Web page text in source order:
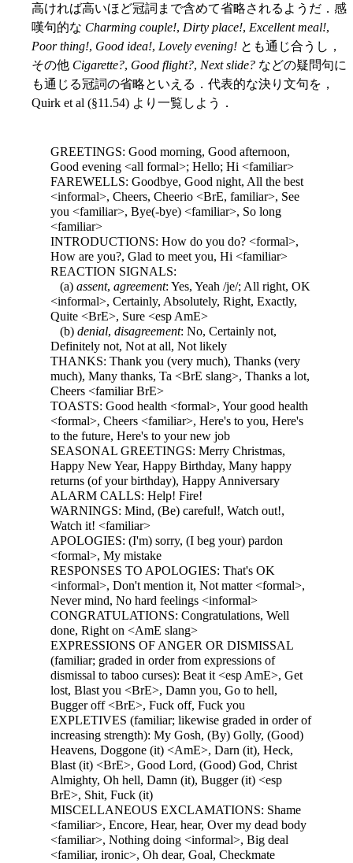
高ければ高いほど冠詞まで含めて省略されるようだ．感
嘆句的な Charming couple!, Dirty place!, Excellent meal!,
Poor thing!, Good idea!, Lovely evening! とも通じ合うし，
その他 Cigarette?, Good flight?, Next slide? などの疑問句に
も通じる冠詞の省略といえる．代表的な決り文句を，
Quirk et al (§11.54) より一覧しよう．
GREETINGS: Good morning, Good afternoon,
Good evening <all formal>; Hello; Hi <familiar>
FAREWELLS: Goodbye, Good night, All the best
<informal>, Cheers, Cheerio <BrE, familiar>, See
you <familiar>, Bye(-bye) <familiar>, So long
<familiar>
INTRODUCTIONS: How do you do? <formal>,
How are you?, Glad to meet you, Hi <familiar>
REACTION SIGNALS:
(a) assent, agreement: Yes, Yeah /je/; All right, OK
<informal>, Certainly, Absolutely, Right, Exactly,
Quite <BrE>, Sure <esp AmE>
(b) denial, disagreement: No, Certainly not,
Definitely not, Not at all, Not likely
THANKS: Thank you (very much), Thanks (very
much), Many thanks, Ta <BrE slang>, Thanks a lot,
Cheers <familiar BrE>
TOASTS: Good health <formal>, Your good health
<formal>, Cheers <familiar>, Here's to you, Here's
to the future, Here's to your new job
SEASONAL GREETINGS: Merry Christmas,
Happy New Year, Happy Birthday, Many happy
returns (of your birthday), Happy Anniversary
ALARM CALLS: Help! Fire!
WARNINGS: Mind, (Be) careful!, Watch out!,
Watch it! <familiar>
APOLOGIES: (I'm) sorry, (I beg your) pardon
<formal>, My mistake
RESPONSES TO APOLOGIES: That's OK
<informal>, Don't mention it, Not matter <formal>,
Never mind, No hard feelings <informal>
CONGRATULATIONS: Congratulations, Well
done, Right on <AmE slang>
EXPRESSIONS OF ANGER OR DISMISSAL
(familiar; graded in order from expressions of
dismissal to taboo curses): Beat it <esp AmE>, Get
lost, Blast you <BrE>, Damn you, Go to hell,
Bugger off <BrE>, Fuck off, Fuck you
EXPLETIVES (familiar; likewise graded in order of
increasing strength): My Gosh, (By) Golly, (Good)
Heavens, Doggone (it) <AmE>, Darn (it), Heck,
Blast (it) <BrE>, Good Lord, (Good) God, Christ
Almighty, Oh hell, Damn (it), Bugger (it) <esp
BrE>, Shit, Fuck (it)
MISCELLANEOUS EXCLAMATIONS: Shame
<familiar>, Encore, Hear, hear, Over my dead body
<familiar>, Nothing doing <informal>, Big deal
<familiar, ironic>, Oh dear, Goal, Checkmate